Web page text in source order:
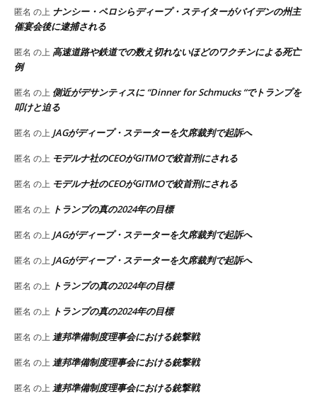
匿名 の上 ナンシー・ペロシらディープ・ステイターがバイデンの州主
催宴会後に逮捕される
匿名 の上 高速道路や鉄道での数え切れないほどのワクチンによる死亡
例
匿名 の上 側近がデサンティスに “Dinner for Schmucks “でトランプを
叩けと迫る
匿名 の上 JAGがディープ・ステーターを欠席裁判で起訴へ
匿名 の上 モデルナ社のCEOがGITMOで絞首刑にされる
匿名 の上 モデルナ社のCEOがGITMOで絞首刑にされる
匿名 の上 トランプの真の2024年の目標
匿名 の上 JAGがディープ・ステーターを欠席裁判で起訴へ
匿名 の上 JAGがディープ・ステーターを欠席裁判で起訴へ
匿名 の上 トランプの真の2024年の目標
匿名 の上 トランプの真の2024年の目標
匿名 の上連邦準備制度理事会における銃撃戦
匿名 の上連邦準備制度理事会における銃撃戦
匿名 の上連邦準備制度理事会における銃撃戦